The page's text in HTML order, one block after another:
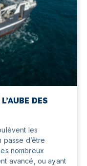
DES
les
d’être
nombreux
avancé, ou ayant